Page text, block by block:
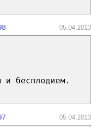
05.04.2013
бесплодием.
05.04.2013